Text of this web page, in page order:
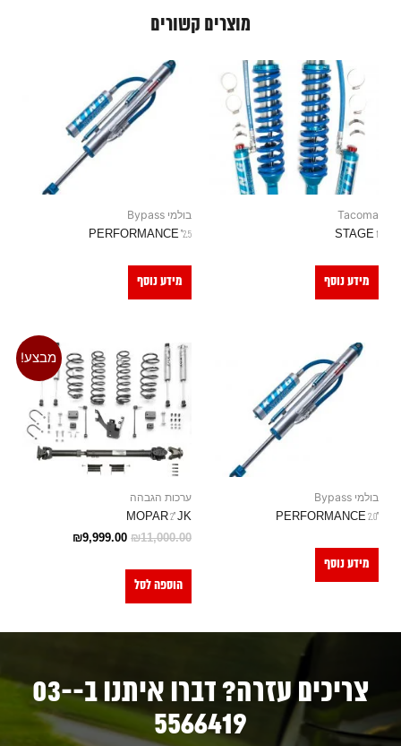
מוצרים קשורים
Tacoma
STAGE 1
מידע נוסף
בולמי Bypass
2.5" PERFORMANCE
מידע נוסף
בולמי Bypass
"PERFORMANCE 2.0
מידע נוסף
מבצע!
ערכות הגבהה
MOPAR 2" JK
₪11,000.00
₪9,999.00
הוספה לסל
צריכים עזרה? דברו איתנו ב-03-
5566419